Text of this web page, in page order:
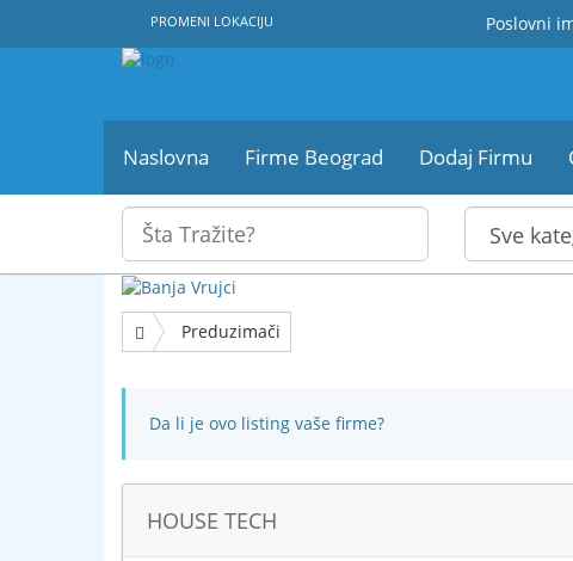
Poslovni
PROMENI LOKACIJU
Naslovna Firme Beograd Dodaj Firmu
Preduzimači
Da li je ovo listing vaše firme?
HOUSE TECH